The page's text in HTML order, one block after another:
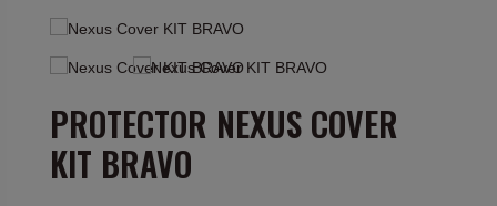
PROTECTOR NEXUS COVER
KIT BRAVO